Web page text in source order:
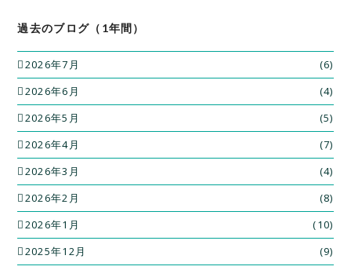
過去のブログ（1年間）
2026年7月
(6)
2026年6月
(4)
2026年5月
(5)
2026年4月
(7)
2026年3月
(4)
2026年2月
(8)
2026年1月
(10)
2025年12月
(9)